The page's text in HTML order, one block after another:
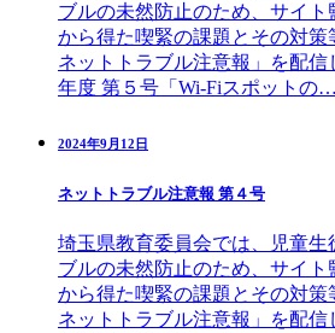
ブルの未然防止のため、サイ
から得た喫緊の課題とその対策
ネットトラブル注意報」を配信
年度 第５号「Wi-Fiスポットの…
2024年9月12日
ネットトラブル注意報 第４号
埼玉県教育委員会では、児童生
ブルの未然防止のため、サイ
から得た喫緊の課題とその対策
ネットトラブル注意報」を配信